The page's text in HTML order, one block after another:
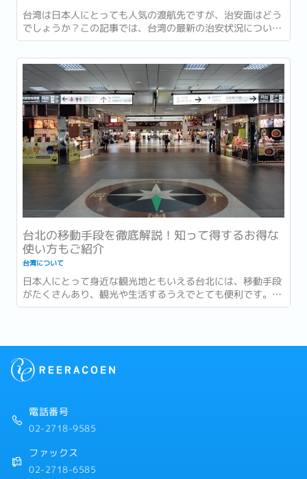
台湾は日本人にとっても人気の渡航先ですが、治安面はどう
でしょうか？この記事では、台湾の最新の治安状況につい
て、実際に現地で生活している筆者が、観光や移住を考えて
台北の移動手段を徹底解説！知って得するお得な
使い方もご紹介
台湾について
日本人にとって身近な観光地ともいえる台北には、移動手段
がたくさんあり、観光や生活するうえでとても便利です。特
にMRT（地下鉄）を使うと初めて行く人でも台北市内を簡単
電話番号
02-2718-9585
ファックス
02-2718-6585